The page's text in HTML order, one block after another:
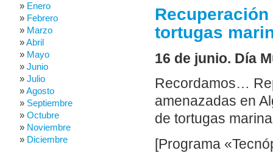
tortugas
16 de junio. Día
Recordamos…
amenazadas en
de tortugas
[Programa
Enero
Febrero
Marzo
Abril
Mayo
Junio
Julio
Agosto
Septiembre
Octubre
Noviembre
Diciembre